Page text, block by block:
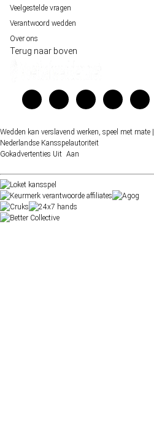
Veelgestelde vragen
Verantwoord wedden
Over ons
Terug naar boven
Wedden kan verslavend werken, speel met mate |
Nederlandse Kansspelautoriteit
Gokadvertenties Uit Aan